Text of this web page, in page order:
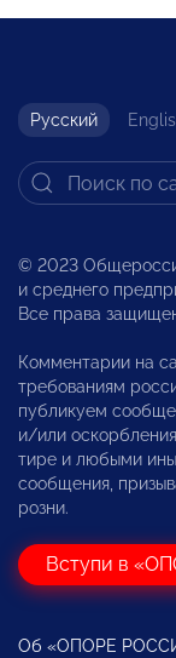
Русский
© 2023
и среднего
Все права
Комментарии на
требованиям
публикуем
и/или
тире и любыми
сообщения,
розни.
Вступи в
Об «ОПОРЕ